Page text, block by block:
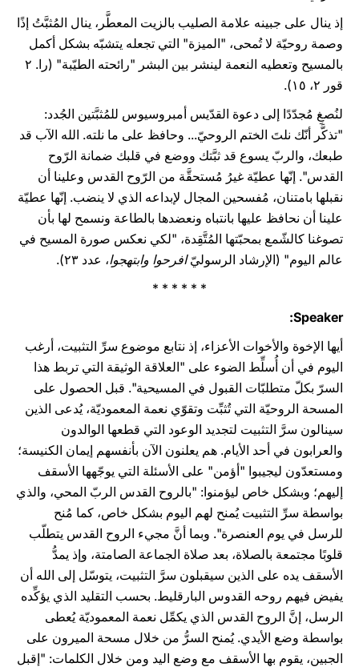
إذ ينال على جبينه علامة الصليب بالزيت المعطَّر، ينال المُثبَّتُ إذًا
وصمة روحيّة لا تُمحى، "الميزة" التي تجعله يتشبّه بشكل أكمل
بالمسيح وتعطيه النعمة لينشر بين البشر "رائحته الطيّبة" (را. ٢
قور ٢، ١٥).
لنُصغِ مُجدّدًا إلى دعوة القدّيس أمبروسيوس للمُثبَّتين الجُدد:
"تذكَّر أنّك نلتَ الختم الروحيّ... وحافظ على ما نلته. الله الآب قد
طبعك، والربّ يسوع قد ثبَّتك ووضع في قلبك ضمانة الرّوح
القدس". إنّها عطيّة غيرُ مُستحقَّة من الرّوح القدس وعلينا أن
نقبلها بامتنان، مُفسحين المجال لإبداعه الذي لا ينضب. إنّها عطيّة
علينا أن نحافظ عليها بانتباه ونعضدها بالطاعة ونسمح لها بأن
تصوغنا كالشّمع بمحبّتها المُتَّقِدة، "لكي نعكس صورة المسيح في
عالم اليوم" (الإرشاد الرسوليّافرحوا وابتهجوا، عدد ٢٣).
* * * * * *
Speaker:
أيها الإخوة والأخوات الأعزاء، إذ نتابع موضوع سرِّ التثبيت، أرغب
اليوم في أن أُسلِّط الضوء على "العلاقة الوثيقة التي تربط هذا
السرّ بكلّ متطلبّات القبول في المسيحية". قبل الحصول على
المسحة الروحيّة التي تُثبِّت وتقوّي نعمة المعموديّة، يُدعى الذين
سينالون سرَّ التثبيت لتجديد الوعود التي قطعها الوالدون
والعرابون في أحد الأيام. هم يعلنون الآن بأنفسهم إيمان الكنيسة؛
ومستعدّون ليجيبوا "أؤمن" على الأسئلة التي يوجّهها الأسقف
إليهم؛ وبشكل خاص ليؤمنوا: "بالروح القدس الربّ المحي، والذي
بواسطة سرِّ التثبيت يُمنح لهم اليوم بشكل خاص، كما مُنح
للرسل في يوم العنصرة". وبما أنَّ مجيء الروح القدس يتطلّب
قلوبًا مجتمعة بالصلاة، بعد صلاة الجماعة الصامتة، وإذ يمدُّ
الأسقف يده على الذين سيقبلون سرَّ التثبيت، يتوسّل إلى الله أن
يفيض فيهم روحه القدوس البارقليط. بحسب التقليد الذي يؤكِّده
الرسل، إنَّ الروح القدس الذي يكمِّل نعمة المعموديّة يُعطى
بواسطة وضع الأيدي. يُمنح السرُّ من خلال مسحة الميرون على
الجبين، يقوم بها الأسقف مع وضع اليد ومن خلال الكلمات: "إقبل